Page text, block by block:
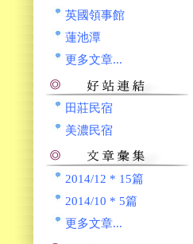
英國領事館
蓮池潭
更多文章...
田莊民宿
美濃民宿
2014/12 * 15篇
2014/10 * 5篇
更多文章...